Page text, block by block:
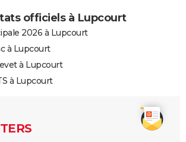
officiels à Lupcourt
2026 à Lupcourt
à Lupcourt
à Lupcourt
à Lupcourt